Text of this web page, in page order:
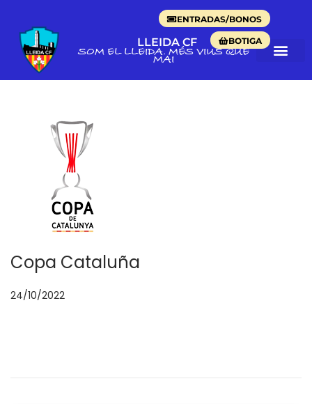
ENTRADAS/BONOS
BOTIGA
LLEIDA CF
SOM EL LLEIDA. MÉS VIUS QUE
MAI
Copa Cataluña
P
24/10/2022